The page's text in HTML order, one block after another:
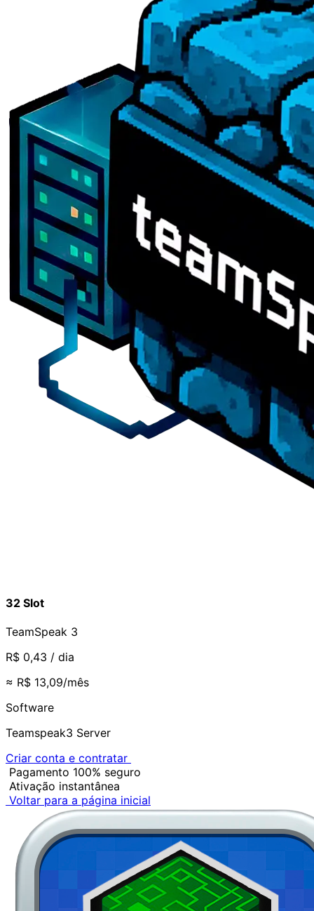
32 Slot
TeamSpeak 3
R$ 0,43 / dia
≈ R$ 13,09/mês
Software
Teamspeak3 Server
Criar conta e contratar
Pagamento 100% seguro
Ativação instantânea
Voltar para a página inicial